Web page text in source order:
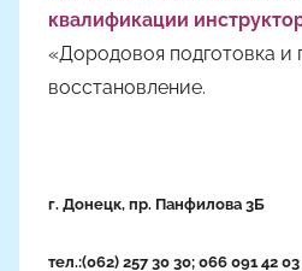
квалификации
«Дородовоя подготовка и
восстановление.
г. Донецк, пр. Панфилова 3Б
тел.:(062) 257 30 30; 066 091 42 03